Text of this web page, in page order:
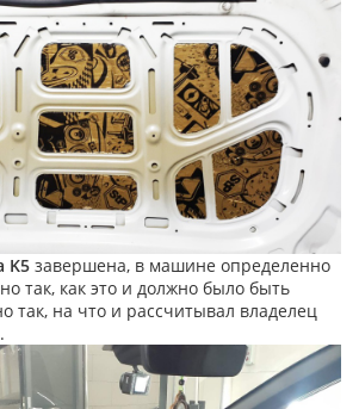
K5 завершена, в машине определенно
так, как это и должно было быть
так, на что и рассчитывал владелец